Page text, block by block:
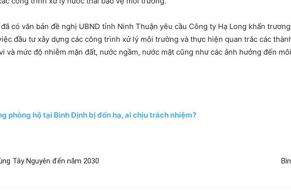
có văn bản đề nghị UBND tỉnh Ninh Thuận yêu cầu Công ty Hạ Long khẩn
đầu tư xây dựng các công trình xử lý môi trường và thực hiện quan trắc các
và mức độ nhiễm mặn đất, nước ngầm, nước mặt cũng như các ảnh hưởng đến
phòng hộ tại Bình Định bị đốn hạ, ai chịu trách nhiệm?
Tây Nguyên đến năm 2030